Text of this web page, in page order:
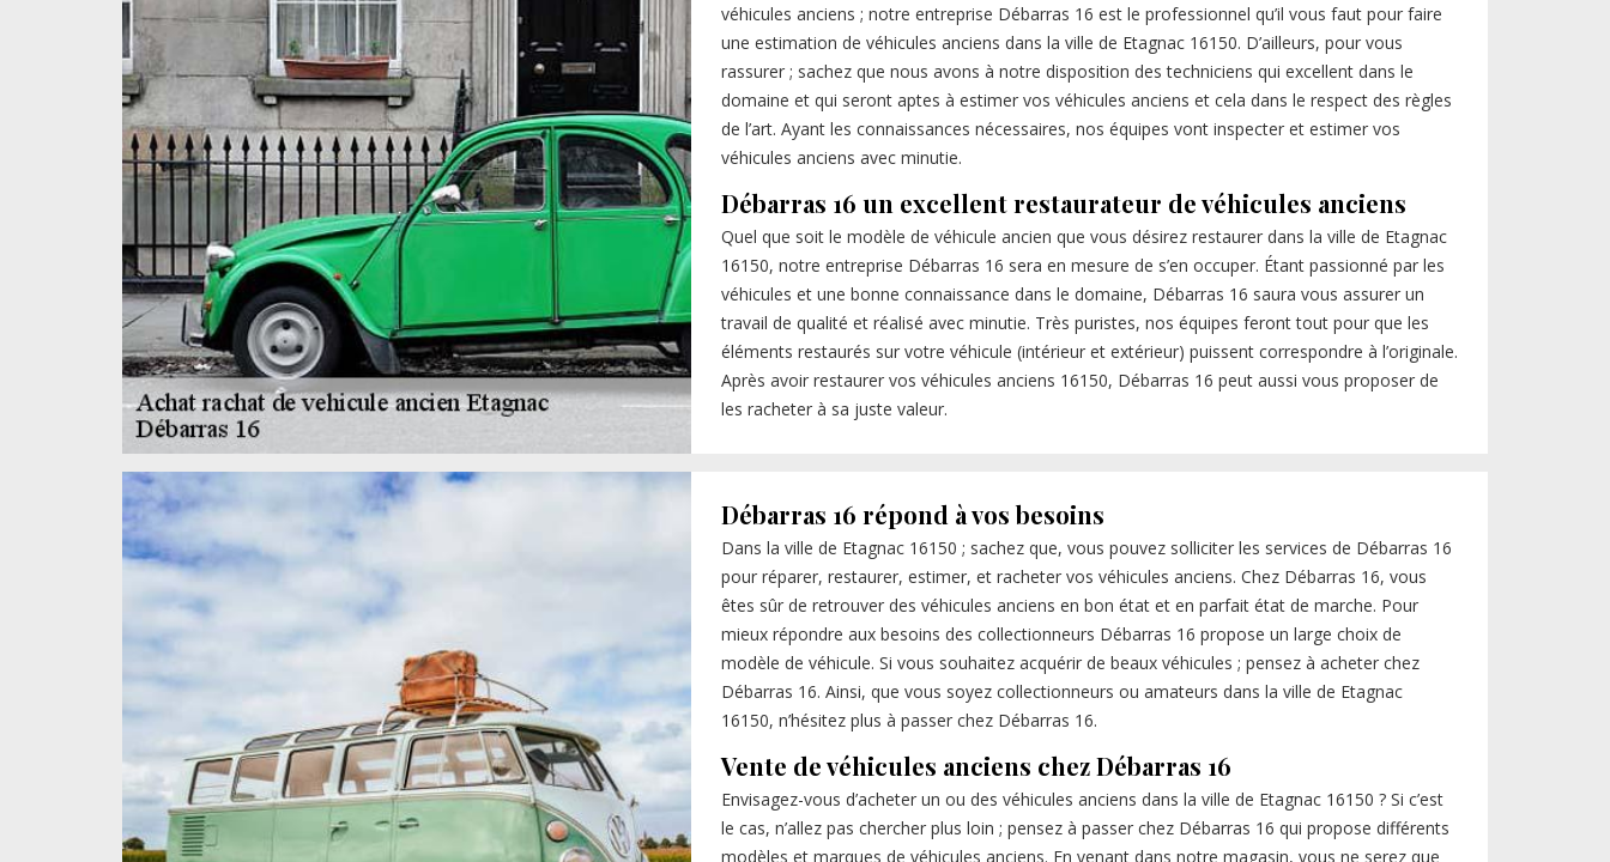
véhicules anciens ; notre entreprise Débarras 16 est le professionnel qu’il vous faut pour faire
une estimation de véhicules anciens dans la ville de Etagnac 16150. D’ailleurs, pour vous
rassurer ; sachez que nous avons à notre disposition des techniciens qui excellent dans le
domaine et qui seront aptes à estimer vos véhicules anciens et cela dans le respect des règles
de l’art. Ayant les connaissances nécessaires, nos équipes vont inspecter et estimer vos
véhicules anciens avec minutie.
Débarras 16 un excellent restaurateur de véhicules anciens
Quel que soit le modèle de véhicule ancien que vous désirez restaurer dans la ville de Etagnac
16150, notre entreprise Débarras 16 sera en mesure de s’en occuper. Étant passionné par les
véhicules et une bonne connaissance dans le domaine, Débarras 16 saura vous assurer un
travail de qualité et réalisé avec minutie. Très puristes, nos équipes feront tout pour que les
éléments restaurés sur votre véhicule (intérieur et extérieur) puissent correspondre à l’originale.
Après avoir restaurer vos véhicules anciens 16150, Débarras 16 peut aussi vous proposer de
les racheter à sa juste valeur.
Débarras 16 répond à vos besoins
Dans la ville de Etagnac 16150 ; sachez que, vous pouvez solliciter les services de Débarras 16
pour réparer, restaurer, estimer, et racheter vos véhicules anciens. Chez Débarras 16, vous
êtes sûr de retrouver des véhicules anciens en bon état et en parfait état de marche. Pour
mieux répondre aux besoins des collectionneurs Débarras 16 propose un large choix de
modèle de véhicule. Si vous souhaitez acquérir de beaux véhicules ; pensez à acheter chez
Débarras 16. Ainsi, que vous soyez collectionneurs ou amateurs dans la ville de Etagnac
16150, n’hésitez plus à passer chez Débarras 16.
Vente de véhicules anciens chez Débarras 16
Envisagez-vous d’acheter un ou des véhicules anciens dans la ville de Etagnac 16150 ? Si c’est
le cas, n’allez pas chercher plus loin ; pensez à passer chez Débarras 16 qui propose différents
modèles et marques de véhicules anciens. En venant dans notre magasin, vous ne serez que